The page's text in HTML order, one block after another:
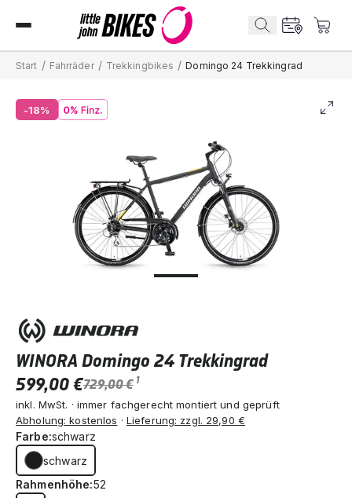
Start / Fahrräder / Trekkingbikes / Domingo 24 Trekkingrad
-18%
WINORA Domingo 24 Trekkingrad
599,00 €729,00 € 1
inkl. MwSt. · immer fachgerecht montiert und geprüft
Abholung: kostenlos · Lieferung: zzgl. 29,90 €
Farbe:schwarz
schwarz
Rahmenhöhe:52